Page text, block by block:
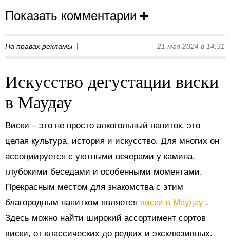
Показать комментарии
На правах рекламы 21 мая 2024 в 14:31
Искусство дегустации виски
в Маудау
Виски – это не просто алкогольный напиток, это
целая культура, история и искусство. Для многих он
ассоциируется с уютными вечерами у камина,
глубокими беседами и особенными моментами.
Прекрасным местом для знакомства с этим
благородным напитком является виски в Маудау .
Здесь можно найти широкий ассортимент сортов
виски, от классических до редких и эксклюзивных.